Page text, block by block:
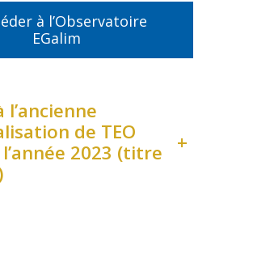
à l’Observatoire
EGalim
l’ancienne
de TEO
2023 (titre
+